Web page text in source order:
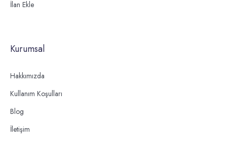
İlan Ekle
Kurumsal
Hakkımızda
Kullanım Koşulları
Blog
İletişim